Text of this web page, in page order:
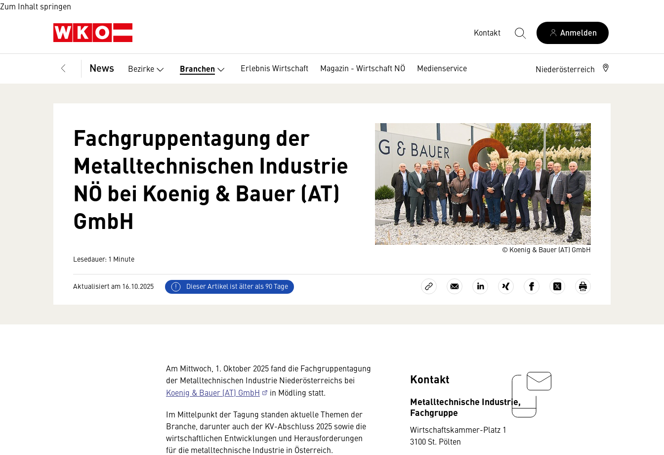
Zum Inhalt springen
Kontakt Anmelden
News Bezirke Branchen Erlebnis Wirtschaft Magazin - Wirtschaft NÖ Medienservice Niederösterreich
© Koenig & Bauer (AT) GmbH
Fachgruppentagung der
Metalltechnischen Industrie
NÖ bei Koenig & Bauer (AT)
GmbH
Lesedauer: 1 Minute
Aktualisiert am 16.10.2025 Dieser Artikel ist älter als 90 Tage
Kontakt
Metalltechnische Industrie,
Fachgruppe
Wirtschaftskammer-Platz 1
3100 St. Pölten
Am Mittwoch, 1. Oktober 2025 fand die Fachgruppentagung
der Metalltechnischen Industrie Niederösterreichs bei
Koenig & Bauer (AT) GmbH
in Mödling statt.
Im Mittelpunkt der Tagung standen aktuelle Themen der
Branche, darunter auch der KV-Abschluss 2025 sowie die
wirtschaftlichen Entwicklungen und Herausforderungen
für die metalltechnische Industrie in Österreich.